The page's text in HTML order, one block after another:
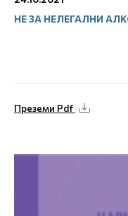
НЕ ЗА НЕЛЕГАЛНИ
Преземи Pdf